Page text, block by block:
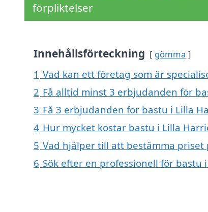
förpliktelser
Innehållsförteckning gömma
1 Vad kan ett företag som är
2 Få alltid minst 3 erbjudanden för
3 Få 3 erbjudanden för bastu i Lilla
4 Hur mycket kostar bastu i Lilla
5 Vad hjälper till att bestämma priset
6 Sök efter en professionell för